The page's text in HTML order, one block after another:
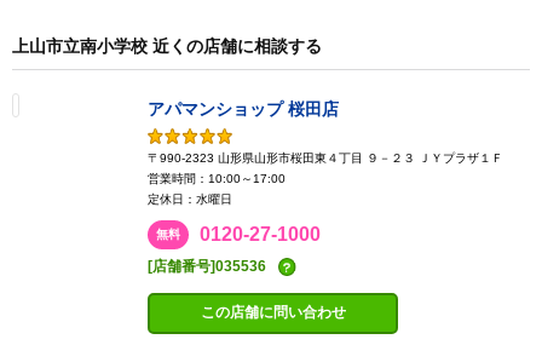
上山市立南小学校 近くの店舗に相談する
アパマンショップ 桜田店
〒990-2323 山形県山形市桜田東４丁目 ９－２３ ＪＹプラザ１Ｆ
営業時間：10:00～17:00
定休日：水曜日
無料 0120-27-1000
[店舗番号]035536
この店舗に問い合わせ